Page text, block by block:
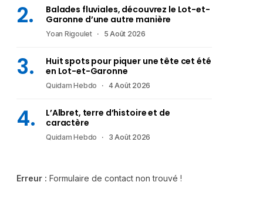
Balades fluviales, découvrez le Lot-et-
Garonne d’une autre manière
Yoan Rigoulet 5 Août 2026
Huit spots pour piquer une tête cet été
en Lot-et-Garonne
Quidam Hebdo 4 Août 2026
L’Albret, terre d’histoire et de
caractère
Quidam Hebdo 3 Août 2026
Erreur : Formulaire de contact non trouvé !